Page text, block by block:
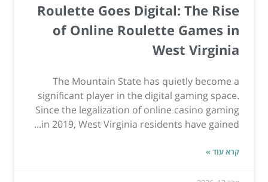
Roulette Goes Digital: The Rise
of Online Roulette Games in
West Virginia
The Mountain State has quietly become a
significant player in the digital gaming space.
Since the legalization of online casino gaming
in 2019, West Virginia residents have gained...
קרא עוד »